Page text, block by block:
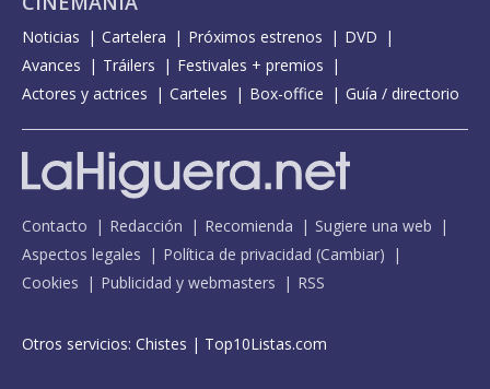
Noticias Cartelera Próximos estrenos
DVD
Avances
Tráilers
Festivales + premios
Actores y actrices
Carteles Box-office Guía / directorio
Contacto Redacción Recomienda
Sugiere una web
Aspectos legales
Política de privacidad (Cambiar)
Cookies
Publicidad y webmasters RSS
Otros servicios: Chistes | Top10Listas.com